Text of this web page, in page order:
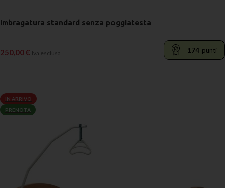
Imbragatura standard senza poggiatesta
250,00€ Iva esclusa 174 punti
IN ARRIVO
PRENOTA